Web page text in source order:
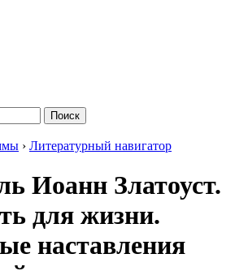
Поиск
› Литературный навигатор
Иоанн Златоуст.
для жизни.
наставления